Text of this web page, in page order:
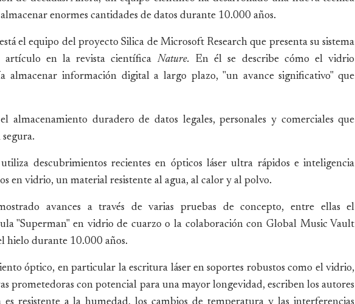
enormes cantidades de datos durante 10.000 años.
el equipo del proyecto Silica de Microsoft Research que presenta su sistema
artículo en la revista científica Nature. En él se describe cómo el vidrio
almacenar información digital a largo plazo, "un avance significativo" que
almacenamiento duradero de datos legales, personales y comerciales que
descubrimientos recientes en ópticos láser ultra rápidos e inteligencia
en vidrio, un material resistente al agua, al calor y al polvo.
avances a través de varias pruebas de concepto, entre ellas el
"Superman" en vidrio de cuarzo o la colaboración con Global Music Vault
hielo durante 10.000 años.
óptico, en particular la escritura láser en soportes robustos como el vidrio,
prometedoras con potencial para una mayor longevidad, escriben los autores